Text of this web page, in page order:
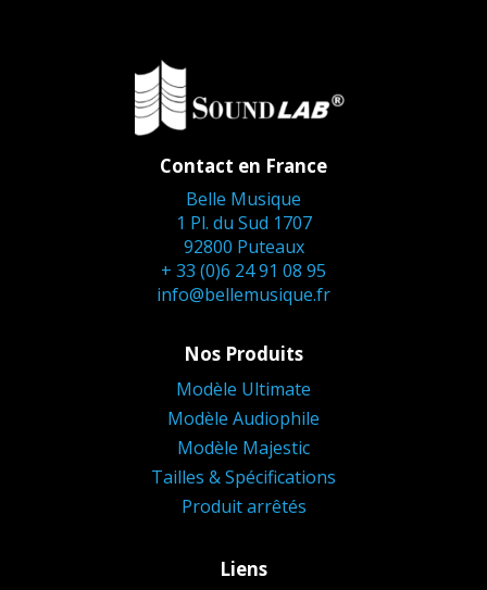
Contact en France
Belle Musique
1 Pl. du Sud 1707
92800 Puteaux
+ 33 (0)6 24 91 08 95
info@bellemusique.fr
Nos Produits
Modèle Ultimate
Modèle Audiophile
Modèle Majestic
Tailles & Spécifications
Produit arrêtés
Liens